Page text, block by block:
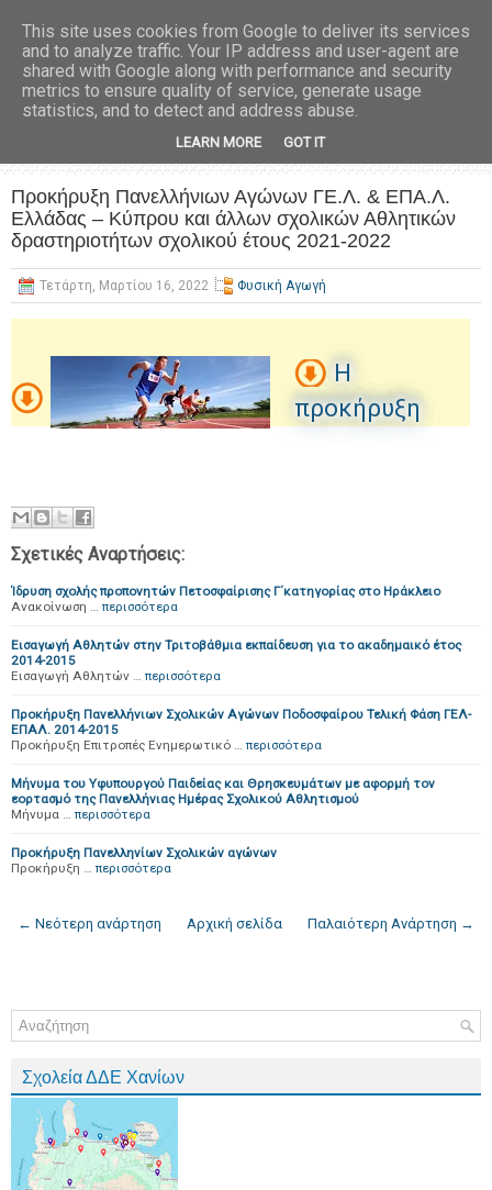
Προκήρυξη Πανελλήνιων Αγώνων ΓΕ.Λ. & ΕΠΑ.Λ.
Ελλάδας – Κύπρου και άλλων σχολικών Αθλητικών
δραστηριοτήτων σχολικού έτους 2021-2022
Τετάρτη, Μαρτίου 16, 2022 Φυσική Αγωγή
Η
προκήρυξη
Σχετικές Αναρτήσεις:
Ίδρυση σχολής προπονητών Πετοσφαίρισης Γ΄κατηγορίας στο Ηράκλειο
Ανακοίνωση … περισσότερα
Εισαγωγή Αθλητών στην Τριτοβάθμια εκπαίδευση για το ακαδημαικό έτος
2014-2015
Εισαγωγή Αθλητών … περισσότερα
Προκήρυξη Πανελλήνιων Σχολικών Αγώνων Ποδοσφαίρου Τελική Φάση ΓΕΛ-
ΕΠΑΛ. 2014-2015
Προκήρυξη Επιτροπές Ενημερωτικό … περισσότερα
Μήνυμα του Υφυπουργού Παιδείας και Θρησκευμάτων με αφορμή τον
εορτασμό της Πανελλήνιας Ημέρας Σχολικού Αθλητισμού
Μήνυμα … περισσότερα
Προκήρυξη Πανελληνίων Σχολικών αγώνων
Προκήρυξη … περισσότερα
← Νεότερη ανάρτηση Παλαιότερη Ανάρτηση →
Αρχική σελίδα
Σχολεία ΔΔΕ Χανίων
This site uses cookies from Google to deliver its services
and to analyze traffic. Your IP address and user-agent are
shared with Google along with performance and security
metrics to ensure quality of service, generate usage
statistics, and to detect and address abuse.
LEARN MORE GOT IT